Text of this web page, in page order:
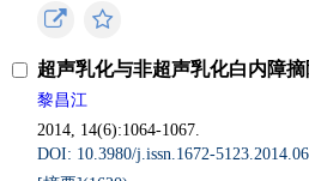
超声乳化与非超声乳化白内障
黎昌江
2014, 14(6):1064-1067.
DOI: 10.3980/j.issn.1672-